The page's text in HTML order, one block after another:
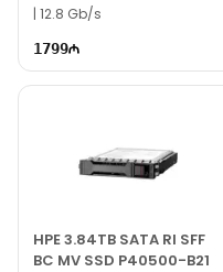
| 12.8 Gb/s
1799
HPE 3.84TB SATA RI SFF
BC MV SSD P40500-B21